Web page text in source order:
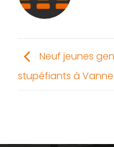
Neuf jeunes
stupéfiants à